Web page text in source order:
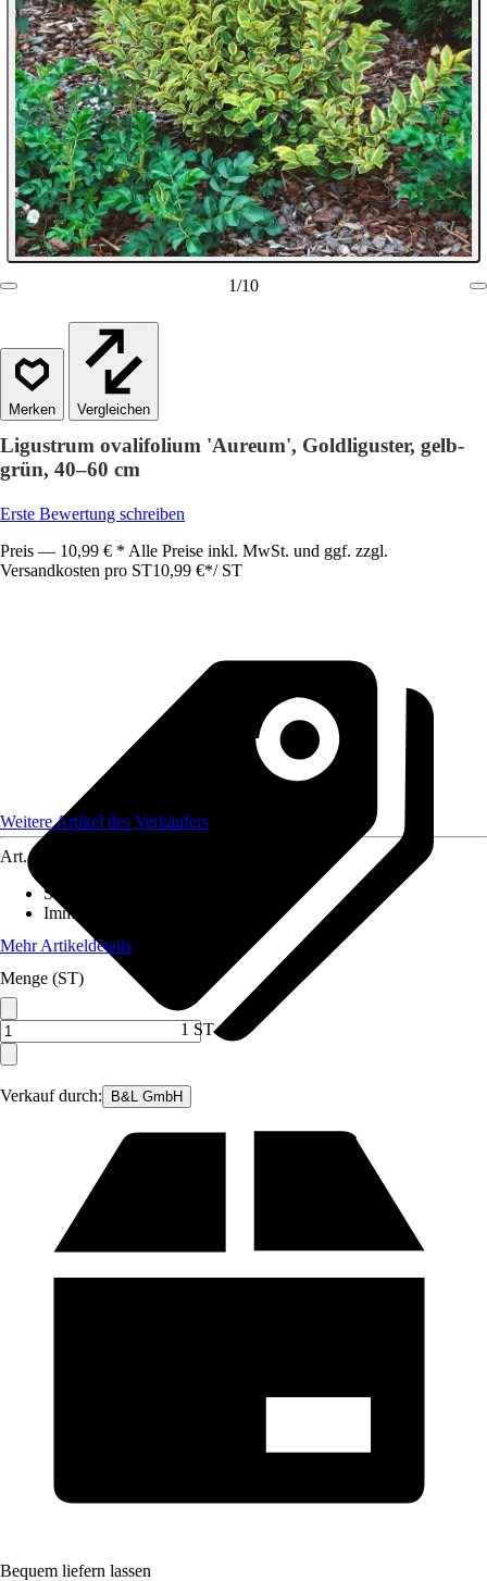
1/10
Vergleichen
Ligustrum ovalifolium 'Aureum', Goldliguster, gelb-
grün, 40–60 cm
Erste Bewertung schreiben
Preis — 10,99 € * Alle Preise inkl. MwSt. und ggf. zzgl.
Versandkosten pro ST10,99 €*/ ST
Verkauf durch: B&L GmbH
Weitere Artikel des Verkäufers
Art.-Nr.
Standort
Immergrün
Mehr Artikeldetails
Menge (ST)
1 ST
Bequem liefern lassen